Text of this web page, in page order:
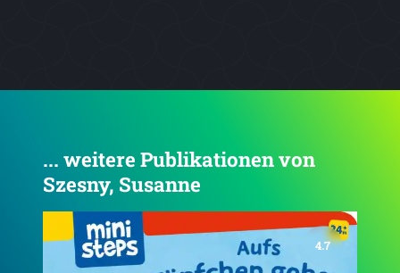
... weitere Publikationen von
Szesny, Susanne
4.6